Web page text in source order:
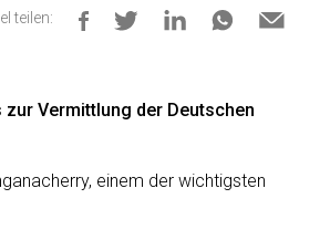
teilen:
Vermittlung der Deutschen
einem der wichtigsten